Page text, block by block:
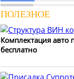
ПОЛЕЗНОЕ
Комплектация авто
бесплатно